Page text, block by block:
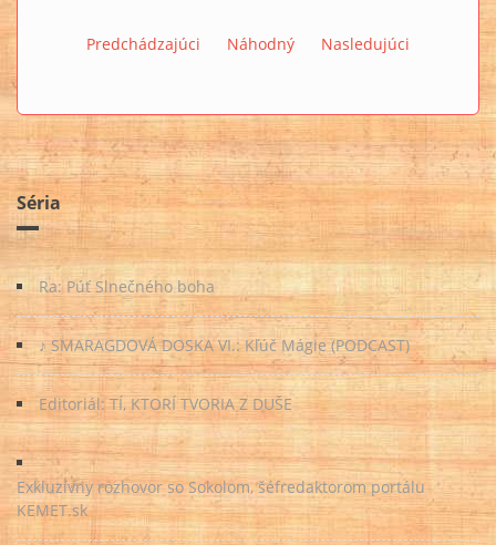
Predchádzajúci Náhodný Nasledujúci
Séria
Ra: Púť Slnečného boha
♪ SMARAGDOVÁ DOSKA VI.: Kľúč Mágie (PODCAST)
Editoriál: TÍ, KTORÍ TVORIA Z DUŠE
Exkluzívny rozhovor so Sokolom, šéfredaktorom portálu
KEMET.sk